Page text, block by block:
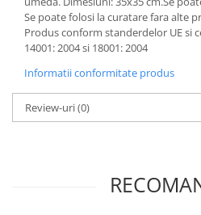
Se poate folosi la curatare fara alte
Produs conform standerdelor UE si
14001: 2004 si 18001: 2004
Informatii conformitate produs
Review-uri(0)